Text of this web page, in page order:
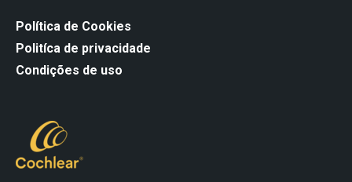
Política de Cookies
Politíca de privacidade
Condições de uso